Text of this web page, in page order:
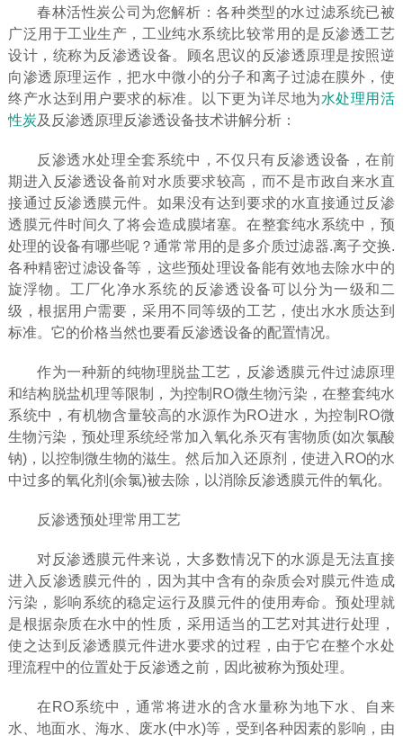
春林活性炭公司为您解析：各种类型的水过滤系统已被
广泛用于工业生产，工业纯水系统比较常用的是反渗透工艺
设计，统称为反渗透设备。顾名思议的反渗透原理是按照逆
向渗透原理运作，把水中微小的分子和离子过滤在膜外，使
终产水达到用户要求的标准。以下更为详尽地为水处理用活
性炭及反渗透原理反渗透设备技术讲解分析：
反渗透水处理全套系统中，不仅只有反渗透设备，在前
期进入反渗透设备前对水质要求较高，而不是市政自来水直
接通过反渗透膜元件。如果没有达到要求的水直接通过反渗
透膜元件时间久了将会造成膜堵塞。在整套纯水系统中，预
处理的设备有哪些呢？通常常用的是多介质过滤器.离子交换.
各种精密过滤设备等，这些预处理设备能有效地去除水中的
旋浮物。工厂化净水系统的反渗透设备可以分为一级和二
级，根据用户需要，采用不同等级的工艺，使出水水质达到
标准。它的价格当然也要看反渗透设备的配置情况。
作为一种新的纯物理脱盐工艺，反渗透膜元件过滤原理
和结构脱盐机理等限制，为控制RO微生物污染，在整套纯水
系统中，有机物含量较高的水源作为RO进水，为控制RO微
生物污染，预处理系统经常加入氧化杀灭有害物质(如次氯酸
钠)，以控制微生物的滋生。然后加入还原剂，使进入RO的水
中过多的氧化剂(余氯)被去除，以消除反渗透膜元件的氧化。
反渗透预处理常用工艺
对反渗透膜元件来说，大多数情况下的水源是无法直接
进入反渗透膜元件的，因为其中含有的杂质会对膜元件造成
污染，影响系统的稳定运行及膜元件的使用寿命。预处理就
是根据杂质在水中的性质，采用适当的工艺对其进行处理，
使之达到反渗透膜元件进水要求的过程，由于它在整个水处
理流程中的位置处于反渗透之前，因此被称为预处理。
在RO系统中，通常将进水的含水量称为地下水、自来
水、地面水、海水、废水(中水)等，受到各种因素的影响，由